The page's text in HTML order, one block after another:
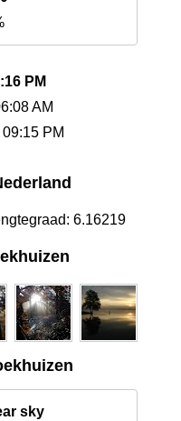
PM
AM
PM
6.16219
sky